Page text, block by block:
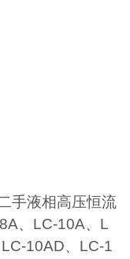
手液相高压恒流
、 LC-10A、 L
LC-10AD、 LC-1